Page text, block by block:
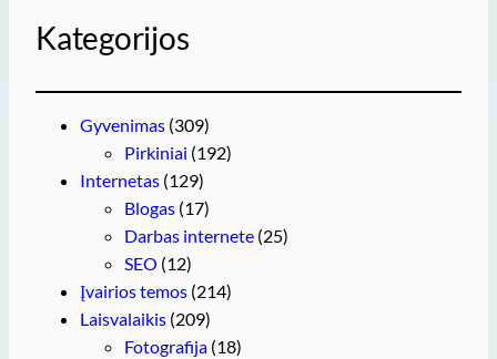
Kategorijos
Gyvenimas (309)
Pirkiniai (192)
Internetas (129)
Blogas (17)
Darbas internete (25)
SEO (12)
Įvairios temos (214)
Laisvalaikis (209)
Fotografija (18)